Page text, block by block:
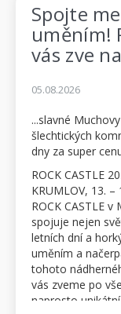
Spojte
uměním!
vás zve
05.08.2026
...slavné
šlechtických
dny za super
ROCK CASTLE
KRUMLOV, 13.
ROCK CASTLE v
spojuje nejen
letních dní a
uměním a
tohoto
vás zveme po
naprosto unikátní